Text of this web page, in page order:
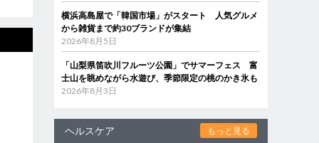
横浜高島屋で「韓国市場」がスタート 人気グルメ
から雑貨まで約30ブランドが集結
2026年8月5日
「山梨県笛吹川フルーツ公園」でサマーフェス 富
士山を眺めながら水遊び、季節限定の桃のかき氷も
2026年8月3日
ヘルスケア もっと見る